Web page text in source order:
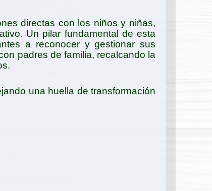
directas con los niños y niñas,
Un pilar fundamental de esta
a reconocer y gestionar sus
padres de familia, recalcando la
una huella de transformación